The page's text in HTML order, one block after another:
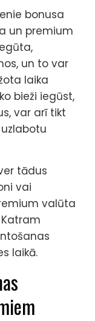
bonusa
un premium
un to var
laika
bieži iegūst,
var arī tikt
tādus
vai
valūta
laikā.